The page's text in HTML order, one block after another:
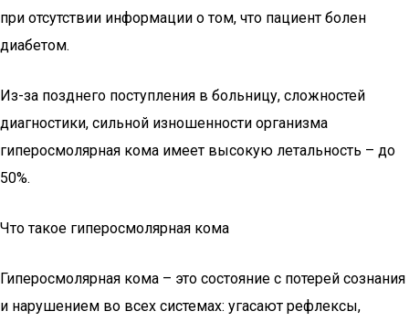
при отсутствии информации о том, что пациент болен
диабетом.
Из-за позднего поступления в больницу, сложностей
диагностики, сильной изношенности организма
гиперосмолярная кома имеет высокую летальность – до
50%.
Что такое гиперосмолярная кома
Гиперосмолярная кома – это состояние с потерей сознания
и нарушением во всех системах: угасают рефлексы,